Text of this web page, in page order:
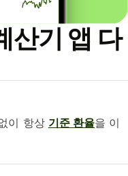
산기 앱 다
이 항상 기준 환율을 이